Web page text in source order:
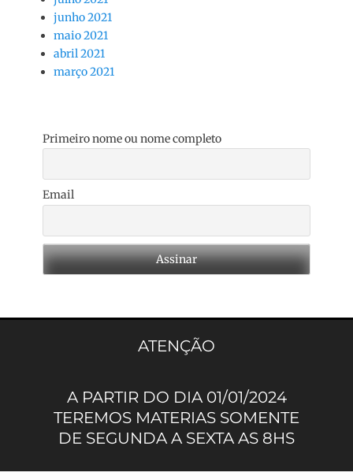
junho 2021
maio 2021
abril 2021
março 2021
Primeiro nome ou nome completo
Email
ATENÇÃO
A PARTIR DO DIA 01/01/2024
TEREMOS MATERIAS SOMENTE
DE SEGUNDA A SEXTA AS 8HS